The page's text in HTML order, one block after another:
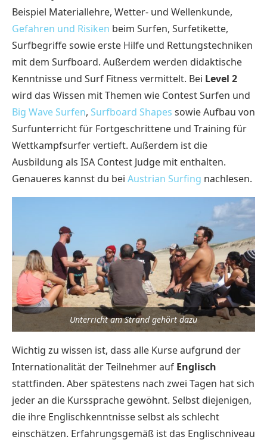
Beispiel Materiallehre, Wetter- und Wellenkunde,
Gefahren und Risiken beim Surfen, Surfetikette,
Surfbegriffe sowie erste Hilfe und Rettungstechniken
mit dem Surfboard. Außerdem werden didaktische
Kenntnisse und Surf Fitness vermittelt. Bei Level 2
wird das Wissen mit Themen wie Contest Surfen und
Big Wave Surfen, Surfboard Shapes sowie Aufbau von
Surfunterricht für Fortgeschrittene und Training für
Wettkampfsurfer vertieft. Außerdem ist die
Ausbildung als ISA Contest Judge mit enthalten.
Genaueres kannst du bei Austrian Surfing nachlesen.
Unterricht am Strand gehört dazu
Wichtig zu wissen ist, dass alle Kurse aufgrund der
Internationalität der Teilnehmer auf Englisch
stattfinden. Aber spätestens nach zwei Tagen hat sich
jeder an die Kurssprache gewöhnt. Selbst diejenigen,
die ihre Englischkenntnisse selbst als schlecht
einschätzen. Erfahrungsgemäß ist das Englischniveau